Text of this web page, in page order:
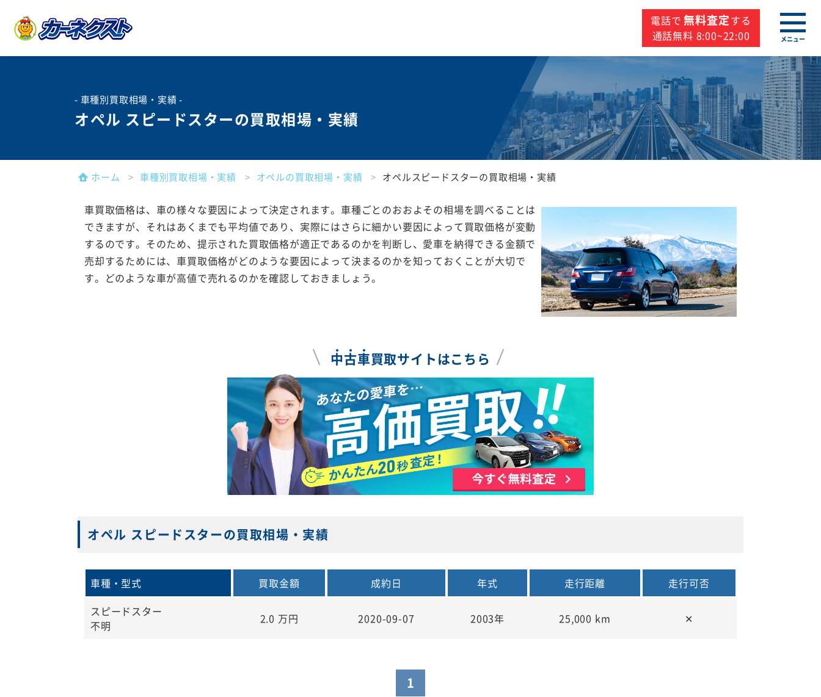
電話で 無料査定する
通話無料 8:00~22:00
メニュー
- 車種別買取相場・実績 -
オペル スピードスターの買取相場・実績
ホーム 車種別買取相場・実績 オペルの買取相場・実績 オペルスピードスターの買取相場・実績
車買取価格は、車の様々な要因によって決定されます。車種ごとのおおよその相場を調べることは
できますが、それはあくまでも平均値であり、実際にはさらに細かい要因によって買取価格が変動
するのです。そのため、提示された買取価格が適正であるのかを判断し、愛車を納得できる金額で
売却するためには、車買取価格がどのような要因によって決まるのかを知っておくことが大切で
す。どのような車が高値で売れるのかを確認しておきましょう。
中古車買取サイトはこちら
オペル スピードスターの買取相場・実績
車種・型式 買取金額 成約日 年式 走行距離
走行可否
スピードスター
不明
2.0 万円 2020-09-07 2003年 25,000 km ✕
1